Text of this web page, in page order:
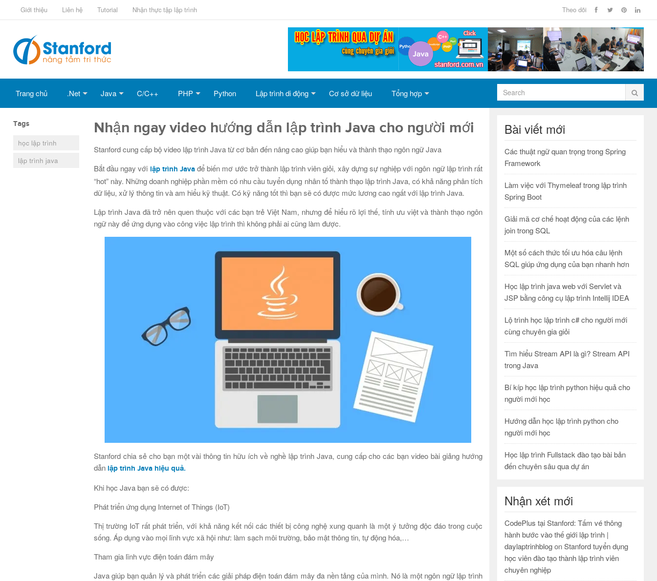
Giới thiệu Liên hệ Tutorial Nhận thực tập lập trình Theo dõi
Trang chủ .Net Java C/C++ PHP Python Lập trình di động Cơ sở dữ liệu Tổng hợp
Tags
học lập trình
lập trình java
Nhận ngay video hướng dẫn lập trình Java cho người mới
Stanford cung cấp bộ video lập trình Java từ cơ bản đến nâng cao giúp bạn hiểu và thành thạo ngôn ngữ Java
Bắt đầu ngay với lập trình Java để biến mơ ước trở thành lập trình viên giỏi, xây dựng sự nghiệp với ngôn ngữ lập trình rất
“hot” này. Những doanh nghiệp phần mềm có nhu cầu tuyển dụng nhân tố thành thạo lập trình Java, có khả năng phân tích
dữ liệu, xử lý thông tin và am hiểu kỹ thuật. Có kỹ năng tốt thì bạn sẽ có được mức lương cao ngất với lập trình Java.
Lập trình Java đã trở nên quen thuộc với các bạn trẻ Việt Nam, nhưng để hiểu rõ lợi thế, tính ưu việt và thành thạo ngôn
ngữ này để ứng dụng vào công việc lập trình thì không phải ai cũng làm được.
Stanford chia sẻ cho bạn một vài thông tin hữu ích về nghề lập trình Java, cung cấp cho các bạn video bài giảng hướng
dẫn lập trình Java hiệu quả.
Khi học Java bạn sẽ có được:
Phát triển ứng dụng Internet of Things (IoT)
Thị trường IoT rất phát triển, với khả năng kết nối các thiết bị công nghệ xung quanh là một ý tưởng độc đáo trong cuộc
sống. Áp dụng vào mọi lĩnh vực xã hội như: làm sạch môi trường, bảo mật thông tin, tự động hóa,…
Tham gia lĩnh vực điện toán đám mây
Java giúp bạn quản lý và phát triển các giải pháp điện toán đám mây đa nền tảng của mình. Nó là một ngôn ngữ lập trình
Bài viết mới
Các thuật ngữ quan trọng trong Spring
Framework
Làm việc với Thymeleaf trong lập trình
Spring Boot
Giải mã cơ chế hoạt động của các lệnh
join trong SQL
Một số cách thức tối ưu hóa câu lệnh
SQL giúp ứng dụng của bạn nhanh hơn
Học lập trình java web với Servlet và
JSP bằng công cụ lập trình Intellij IDEA
Lộ trình học lập trình c# cho người mới
cùng chuyên gia giỏi
Tìm hiểu Stream API là gì? Stream API
trong Java
Bí kíp học lập trình python hiệu quả cho
người mới học
Hướng dẫn học lập trình python cho
người mới học
Học lập trình Fullstack đào tạo bài bản
đến chuyên sâu qua dự án
Nhận xét mới
CodePlus tại Stanford: Tấm vé thông
hành bước vào thế giới lập trình |
daylaptrinhblogonStanford tuyển dụng
học viên đào tạo thành lập trình viên
chuyên nghiệp